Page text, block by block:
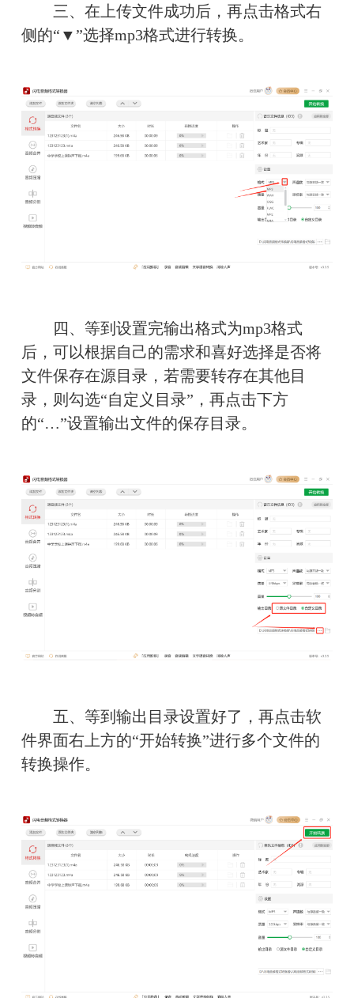
三、在上传文件成功后，再点击格式右
侧的“▼”选择mp3格式进行转换。
四、等到设置完输出格式为mp3格式
后，可以根据自己的需求和喜好选择是否将
文件保存在源目录，若需要转存在其他目
录，则勾选“自定义目录”，再点击下方
的“…”设置输出文件的保存目录。
五、等到输出目录设置好了，再点击软
件界面右上方的“开始转换”进行多个文件的
转换操作。